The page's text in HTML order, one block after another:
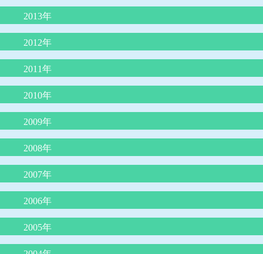
かぜの薬ー院長のひとりごと
子どもの謎の“あるある”行動
子どもを傷つける言葉、行為とは？
熱中症のメカニズムと症状に対する救急処置
赤ちゃんの授乳について
３歳までの子育てに大切なこと
子どものわがままやめさせる魔法のフレーズ
最新、人気の絵本の紹介（３冊）
子どもに使ってはいけないNGワード
包茎の赤ちゃんの対処
B型肝炎予防ワクチンを受けましょう！
B型肝炎ワクチンを受けましょう！その２
食物アレルギーの新しい考え方
2013年
夜尿症に対する最新治療について
運動会の競争で勝つ方法
コミュニケーションがとれない子どもたち
４歳の頃に本をたくさん読むと頭が良くなる？
赤ちゃんを泣き止ませるための必殺アラカルト
妊娠と知らずに麻疹風疹混合ワクチンや風疹ワクチンを接種した
場合
ヒトメタニューモウイルス感染症について
タバコはPM2.5の塊だ
インフルエンザの登校、登園禁止期間について
2012年
予防接種の同時接種とその効果について
将来、６種混合ワクチンになる日が来る？
2011年
ロタウイルス胃腸炎予防ワクチン
肺炎球菌、ヒブワクチンの重要性
夏に流行るエンテロウイルス感染症
腸管出血性大腸菌について
母乳育児の素晴らしさ
2010年
喘息の患者さんの治療（予防）について
低カルシウムをひき起こす食品
夏に流行る病気について
ロタウイルス胃腸炎にご注意を！
RSウイルス感染症について
2009年
インフルエンザの重篤な合併症
夏に流行るエンテロウイルス感染症について
平和のいのり
長く続く咳
カゼに副鼻腔炎はつきもの
2008年
子どものじんましん
子どもの諸症状の考え方と対処について
起立性調節障害：ODについて
虫さされ
子どものおちんちんや肛門付近の病気
2007年
ノロウイルスの猛威
喘息予防の最前線
子どものおっぱいの話
2006年
冬場に流行る要注意な病気
臍まわりは身長の半分以下が命を守る
2005年
臍ヘルニアは放っておけない